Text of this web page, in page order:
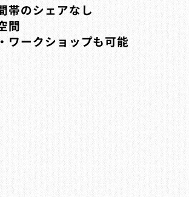
帯のシェアなし
間
ワークショップも可能